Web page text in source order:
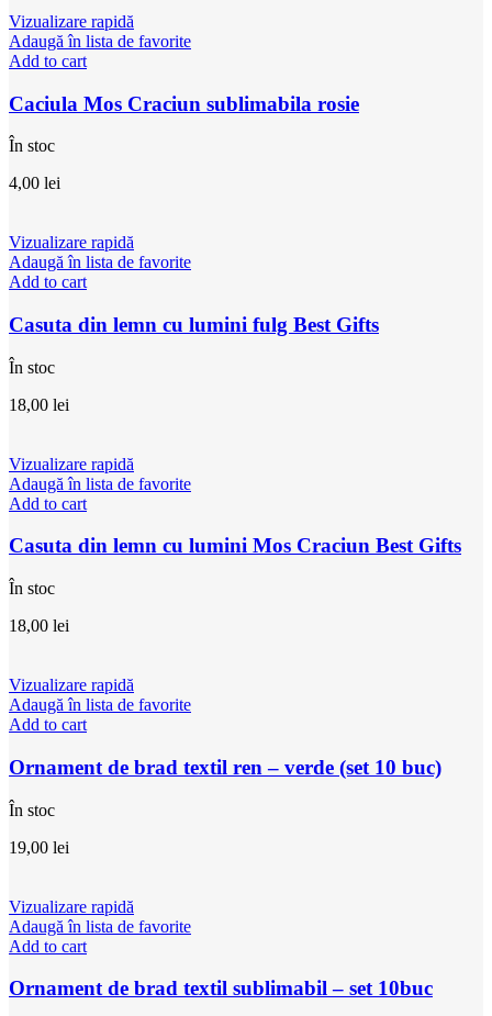
Vizualizare rapidă
Adaugă în lista de favorite
Add to cart
Caciula Mos Craciun sublimabila rosie
În stoc
4,00 lei
Vizualizare rapidă
Adaugă în lista de favorite
Add to cart
Casuta din lemn cu lumini fulg Best Gifts
În stoc
18,00 lei
Vizualizare rapidă
Adaugă în lista de favorite
Add to cart
Casuta din lemn cu lumini Mos Craciun Best Gifts
În stoc
18,00 lei
Vizualizare rapidă
Adaugă în lista de favorite
Add to cart
Ornament de brad textil ren – verde (set 10 buc)
În stoc
19,00 lei
Vizualizare rapidă
Adaugă în lista de favorite
Add to cart
Ornament de brad textil sublimabil – set 10buc